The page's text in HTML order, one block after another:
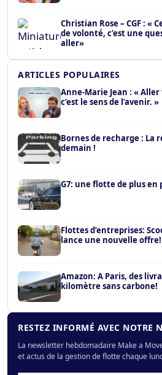
Christian Rose – CGF : «
de volonté, c’est une
aller»
ARTICLES POPULAIRES
Anne-Marie Jean : «
c’est le sens de l’avenir. »
Bornes de recharge : La
demain !
G7: une flotte de plus en
Flottes d’entreprises:
lance une nouvelle offre!
Amazon: A Paris, des
kilomètre sans carbone!
RESTEZ INFORMÉ AVEC NOTRE
La newsletter hebdomadaire Make a
et actus de la gestion de flotte chaque